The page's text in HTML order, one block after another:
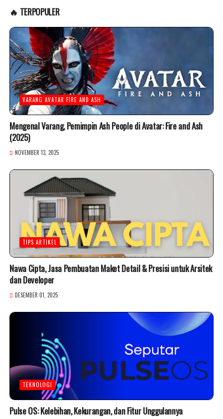
🔥 TERPOPULER
VARANG AVATAR FIRE AND ASH
Mengenal Varang, Pemimpin Ash People di Avatar: Fire and Ash
(2025)
NOVEMBER 13, 2025
TIPS ARTIKEL
Nawa Cipta, Jasa Pembuatan Maket Detail & Presisi untuk Arsitek
dan Developer
DESEMBER 01, 2025
TEKNOLOGI
Pulse OS: Kelebihan, Kekurangan, dan Fitur Unggulannya